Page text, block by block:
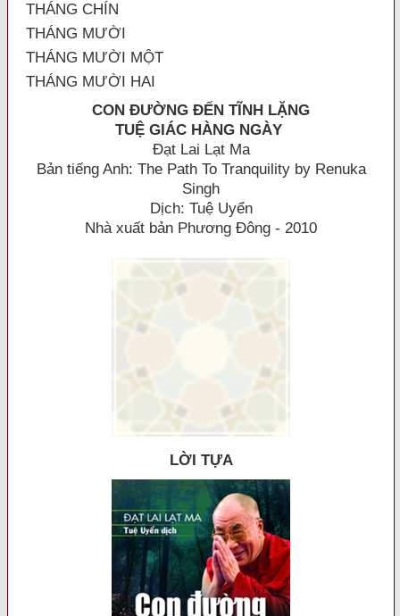
THÁNG CHÍN
THÁNG MƯỜI
THÁNG MƯỜI MỘT
THÁNG MƯỜI HAI
CON ĐƯỜNG ĐẾN TĨNH LẶNG
TUỆ GIÁC HÀNG NGÀY
Đạt Lai Lạt Ma
Bản tiếng Anh: The Path To Tranquility by Renuka
Singh
Dịch: Tuệ Uyển
Nhà xuất bản Phương Đông - 2010
LỜI TỰA